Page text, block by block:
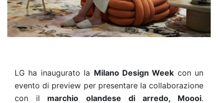
LG ha inaugurato la Milano Design Week con un
evento di preview per presentare la collaborazione
con il marchio olandese di arredo, Moooi.